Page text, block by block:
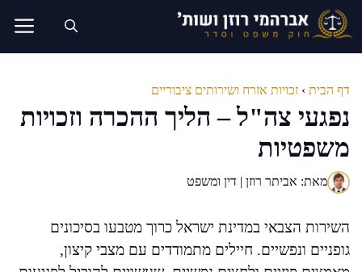
לדלג
לתוכן
דף הבית › זכויות אזרח ושירותים ציבוריים
נפגעי צה"ל – הליך ההכרה וזכויות
משפטיות
מאת: אביתר רוזן | דין ומשפט
השירות הצבאי במדינת ישראל כרוך מטבעו בסיכונים
גופניים ונפשיים. חיילים מתמודדים עם מצבי קיצון,